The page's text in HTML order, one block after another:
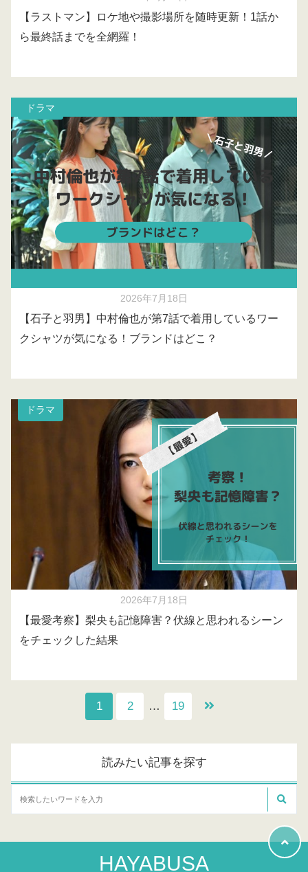
【ラストマン】ロケ地や撮影場所を随時更新！1話か
ら最終話までを全網羅！
ドラマ
2026年7月18日
【石子と羽男】中村倫也が第7話で着用しているワー
クシャツが気になる！ブランドはどこ？
ドラマ
2026年7月18日
【最愛考察】梨央も記憶障害？伏線と思われるシーン
をチェックした結果
1 2 … 19
読みたい記事を探す
HAYABUSA